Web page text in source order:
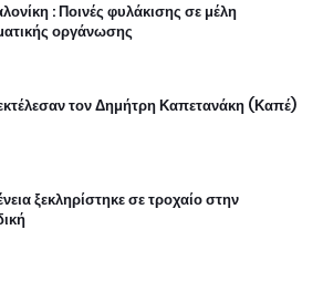
: Ποινές φυλάκισης σε μέλη
οργάνωσης
τον Δημήτρη Καπετανάκη (Καπέ)
ξεκληρίστηκε σε τροχαίο στην